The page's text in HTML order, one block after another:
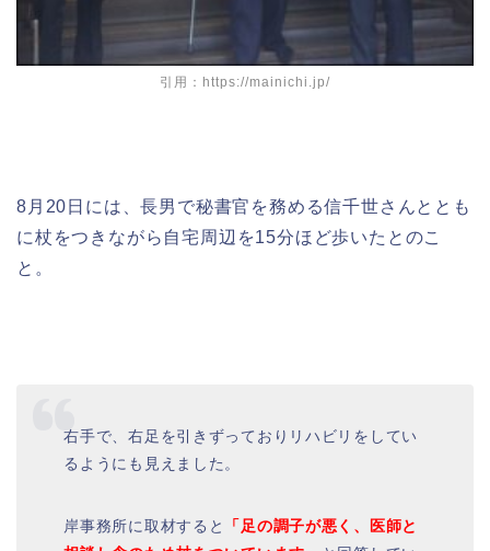
引用：https://mainichi.jp/
8月20日には、長男で秘書官を務める信千世さんととも
に杖をつきながら自宅周辺を15分ほど歩いたとのこ
と。
右手で、右足を引きずっておりリハビリをしてい
るようにも見えました。
岸事務所に取材すると
「足の調子が悪く、医師と